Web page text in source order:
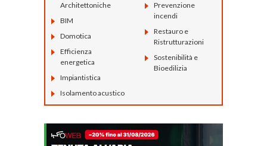
Architettoniche
BIM
Domotica
Efficienza
energetica
Impiantistica
Isolamento acustico
Prevenzione
incendi
Restauro e
Ristrutturazioni
Sostenibilità e
Bioedilizia